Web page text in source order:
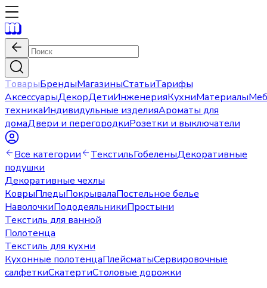
ТоварыБрендыМагазиныСтатьиТарифы
АксессуарыДекорДетиИнженерияКухниМатериалы
техникаИндивидульные изделияАроматы для
домаДвери и перегородкиРозетки и выключатели
Все категории ТекстильГобеленыДекоративные
подушки
Декоративные чехлы
КоврыПледыПокрывалаПостельное белье
НаволочкиПододеяльникиПростыни
Текстиль для ванной
Полотенца
Текстиль для кухни
Кухонные полотенцаПлейсматыСервировочные
салфеткиСкатертиСтоловые дорожки